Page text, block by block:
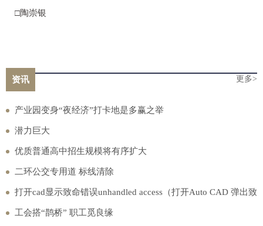
□陶崇银
资讯 更多>
产业园变身“夜经济”打卡地是多赢之举
潜力巨大
优质普通高中招生规模将有序扩大
二环公交专用道 标线清除
打开cad显示致命错误unhandled access（打开Auto CAD 弹出致
命错误Unhandled Access Violation Reading 0）
工会搭“鹊桥” 职工觅良缘